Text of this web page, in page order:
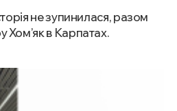
не зупинилася, разом
Хом’як в Карпатах.